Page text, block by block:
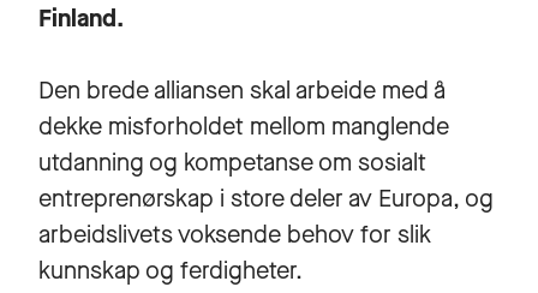
Finland.
Den brede alliansen skal arbeide med å
dekke misforholdet mellom manglende
utdanning og kompetanse om sosialt
entreprenørskap i store deler av Europa, og
arbeidslivets voksende behov for slik
kunnskap og ferdigheter.